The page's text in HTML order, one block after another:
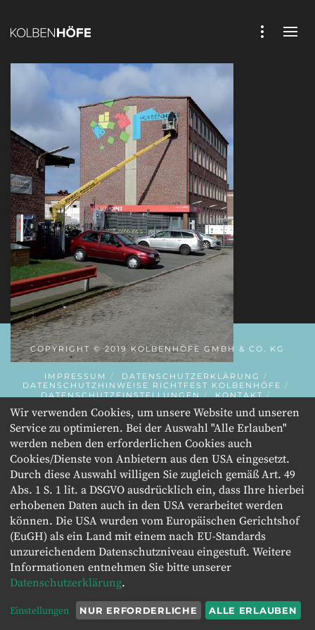
COPYRIGHT © 2019 KOLBENHÖFE GMBH & CO. KG
IMPRESSUM
DATENSCHUTZERKLÄRUNG
DATENSCHUTZHINWEISE RICHTFEST KOLBENHÖFE
DATENSCHUTZEINSTELLUNGEN
KONTAKT
Wir verwenden Cookies, um unsere Website und unseren
Service zu optimieren. Bei der Auswahl "Alle Erlauben"
werden neben den erforderlichen Cookies auch
Cookies/Dienste von Anbietern aus den USA eingesetzt.
Durch diese Auswahl willigen Sie zugleich gemäß Art. 49
Abs. 1 S. 1 lit. a DSGVO ausdrücklich ein, dass Ihre hierbei
erhobenen Daten auch in den USA verarbeitet werden
können. Die USA wurden vom Europäischen Gerichtshof
(EuGH) als ein Land mit einem nach EU-Standards
unzureichendem Datenschutzniveau eingestuft. Weitere
Informationen entnehmen Sie bitte unserer
Datenschutzerklärung.
Einstellungen NUR ERFORDERLICHE ALLE ERLAUBEN